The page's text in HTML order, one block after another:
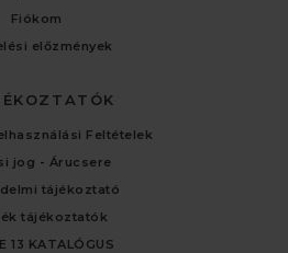
Fiókom
előzmények
Feltételek
jog - Árucsere
tájékoztató
tájékoztatók
13 KATALÓGUS